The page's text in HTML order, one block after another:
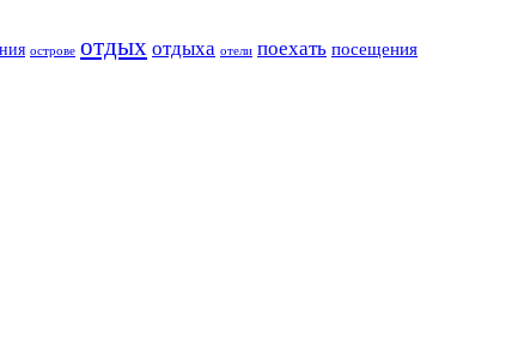
острове отдых отдыха отели поехать посещения